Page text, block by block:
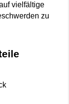
vielfältige
zu